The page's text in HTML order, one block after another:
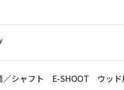
／シャフト E-SHOOT ウッド